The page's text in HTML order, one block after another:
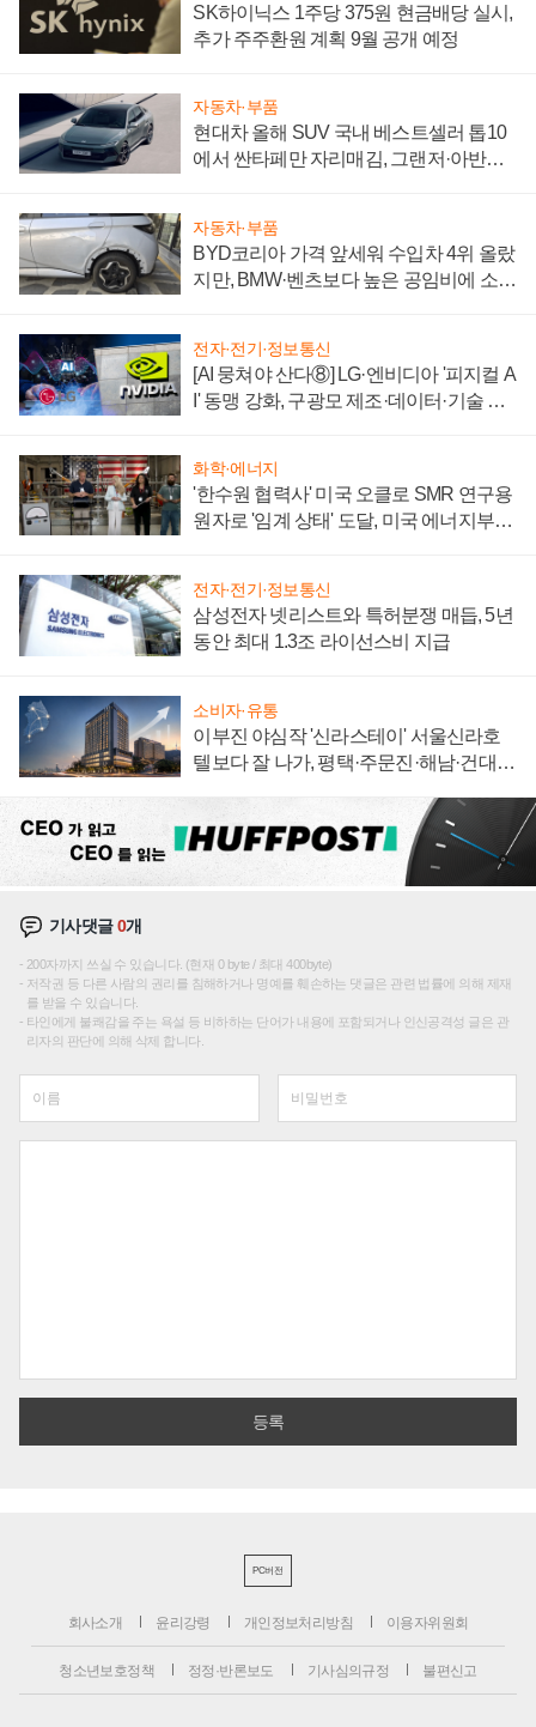
SK하이닉스 1주당 375원 현금배당 실시,
추가 주주환원 계획 9월 공개 예정
자동차·부품
현대차 올해 SUV 국내 베스트셀러 톱10
에서 싼타페만 자리매김, 그랜저·아반떼
자동차·부품
BYD코리아 가격 앞세워 수입차 4위 올랐
지만, BMW·벤츠보다 높은 공임비에 소비
전자·전기·정보통신
[AI 뭉쳐야 산다⑧] LG·엔비디아 '피지컬 A
I' 동맹 강화, 구광모 제조·데이터·기술 결
화학·에너지
'한수원 협력사' 미국 오클로 SMR 연구용
원자로 '임계 상태' 도달, 미국 에너지부
전자·전기·정보통신
삼성전자 넷리스트와 특허분쟁 매듭, 5년
동안 최대 1.3조 라이선스비 지급
소비자·유통
이부진 야심작 '신라스테이' 서울신라호
텔보다 잘 나가, 평택·주문진·해남·건대로
기사댓글0개
200자까지 쓰실 수 있습니다. (현재 0 byte / 최대 400byte)
저작권 등 다른 사람의 권리를 침해하거나 명예를 훼손하는 댓글은 관련 법률에 의해 제재
를 받을 수 있습니다.
타인에게 불쾌감을 주는 욕설 등 비하하는 단어가 내용에 포함되거나 인신공격성 글은 관
리자의 판단에 의해 삭제 합니다.
PC버전
회사소개 윤리강령 개인정보처리방침 이용자위원회
청소년보호정책 정정·반론보도 기사심의규정 불편신고